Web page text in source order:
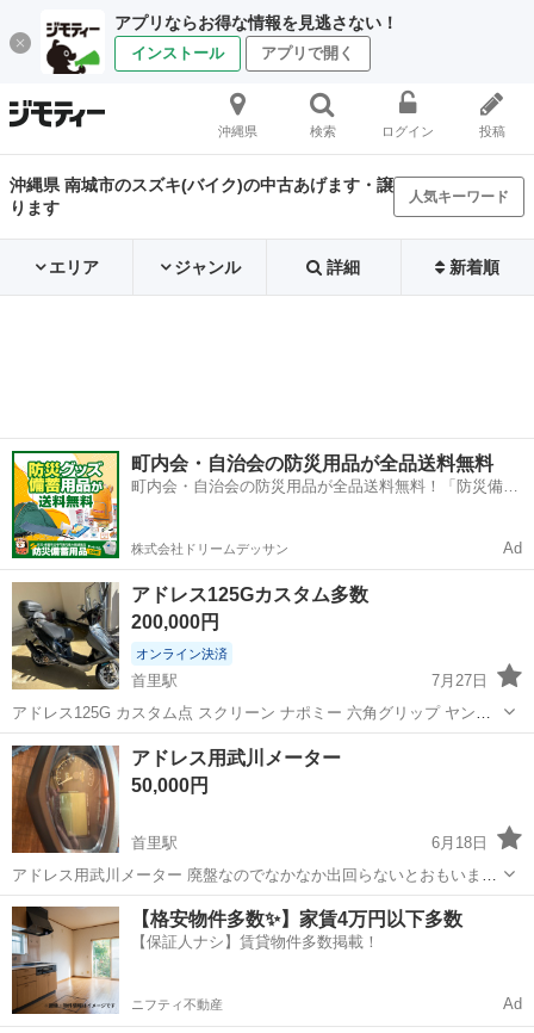
アプリならお得な情報を見逃さない！
インストール アプリで開く
沖縄県 検索 ログイン 投稿
沖縄県 南城市のスズキ(バイク)の中古あげます・譲
ります
人気キーワード
エリア ジャンル 詳細 新着順
町内会・自治会の防災用品が全品送料無料
町内会・自治会の防災用品が全品送料無料！「防災備蓄
株式会社ドリームデッサン Ad
アドレス125Gカスタム多数
200,000円
オンライン決済
首里駅
7月27日
アドレス125G カスタム点 スクリーン ナポミー 六角グリップ ヤンカ
ゴ バックレスト キャリア インナー艶アリ ウィンカーLED 社外ホーク
社外ホイル 社外リアサス チビ上げ6 かち上げアーバーンかアルファー
菅 ...
沖縄 南城市 首里駅 スズキ
アドレス用武川メーター
50,000円
首里駅
6月18日
アドレス用武川メーター 廃盤なのでなかなか出回らないとおもいま
す！ 状態も液晶焼けなどなくいいと思います！ 配線もあります！
沖縄 南城市 首里駅 スズキ メーター
【格安物件多数✨】家賃4万円以下多数
【保証人ナシ】賃貸物件多数掲載！
ニフティ不動産 Ad